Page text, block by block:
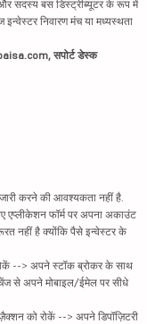
सदस्य बस डिस्ट्रीब्यूटर के रूप में
निवारण मंच या मध्यस्थता
सपोर्ट डेस्क
करने की आवश्यकता नहीं है.
फॉर्म पर अपना अकाउंट
नहीं है क्योंकि पैसे इन्वेस्टर के
--> अपने स्टॉक ब्रोकर के साथ
से अपने मोबाइल/ईमेल पर सीधे
को रोकें --> अपने डिपॉज़िटरी